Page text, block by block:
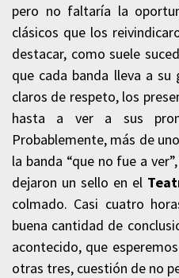
pero no faltaría la
clásicos que los
destacar, como suele
que cada banda lleva a
claros de respeto, los
hasta a ver a sus
Probablemente, más de
la banda “que no fue a
dejaron un sello en el
colmado. Casi cuatro
buena cantidad de
acontecido, que
otras tres, cuestión de no